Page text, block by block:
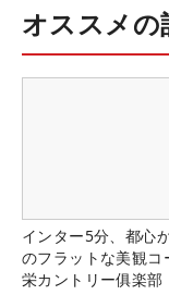
オススメの
インター5分、都心
のフラットな美観コ
栄カントリー俱楽部